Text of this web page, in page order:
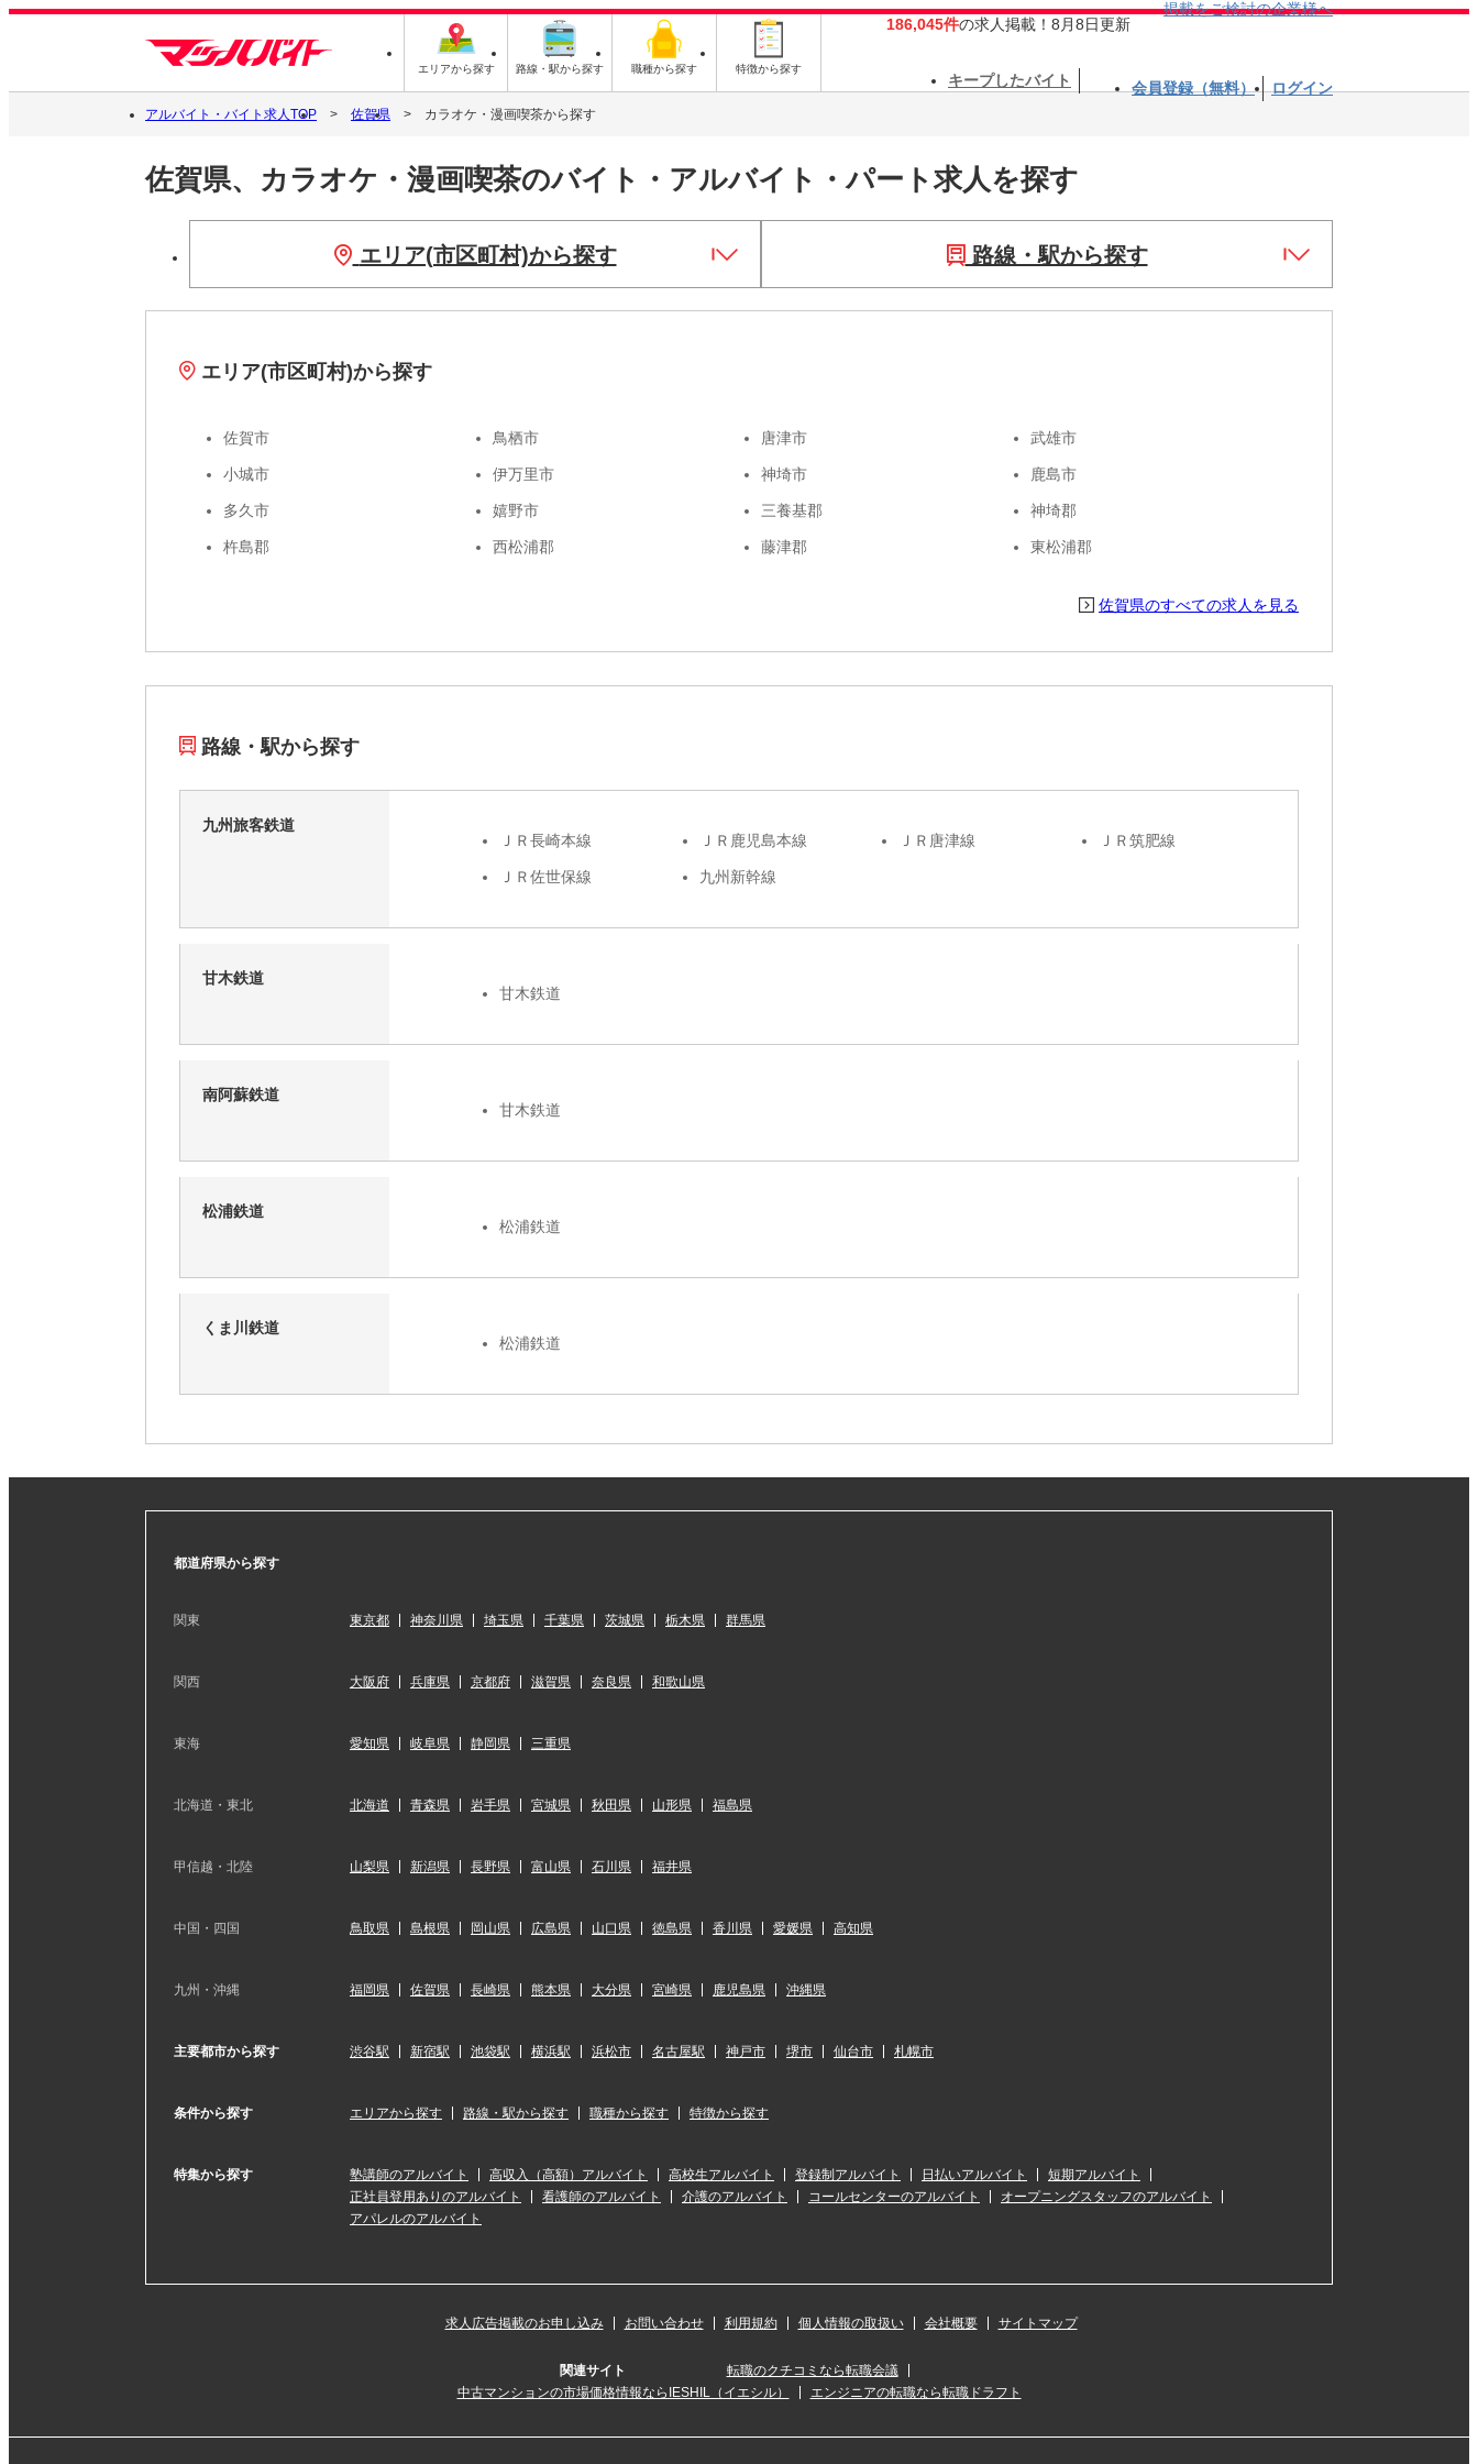
エリアから探す 路線・駅から探す 職種から探す 特徴から探す
186,045件の求人掲載！8月8日更新
掲載をご検討の企業様へ
キープしたバイト 会員登録（無料） ログイン
アルバイト・バイト求人TOP 佐賀県 カラオケ・漫画喫茶から探す
佐賀県、カラオケ・漫画喫茶のバイト・アルバイト・パート求人を探す
エリア(市区町村)から探す 路線・駅から探す
エリア(市区町村)から探す
佐賀市 鳥栖市 唐津市 武雄市
小城市 伊万里市 神埼市 鹿島市
多久市 嬉野市 三養基郡 神埼郡
杵島郡 西松浦郡 藤津郡 東松浦郡
佐賀県のすべての求人を見る
路線・駅から探す
九州旅客鉄道
ＪＲ長崎本線
ＪＲ鹿児島本線 ＪＲ唐津線 ＪＲ筑肥線
ＪＲ佐世保線 九州新幹線
甘木鉄道
甘木鉄道
南阿蘇鉄道
甘木鉄道
松浦鉄道
松浦鉄道
くま川鉄道
松浦鉄道
都道府県から探す
関東 東京都 神奈川県 埼玉県 千葉県 茨城県 栃木県 群馬県
関西 大阪府 兵庫県 京都府 滋賀県 奈良県 和歌山県
東海 愛知県 岐阜県 静岡県 三重県
北海道・東北 北海道 青森県 岩手県 宮城県 秋田県 山形県 福島県
甲信越・北陸 山梨県 新潟県 長野県 富山県 石川県 福井県
中国・四国 鳥取県 島根県 岡山県 広島県 山口県 徳島県 香川県 愛媛県 高知県
九州・沖縄 福岡県 佐賀県 長崎県 熊本県 大分県 宮崎県 鹿児島県 沖縄県
主要都市から探す 渋谷駅 新宿駅 池袋駅 横浜駅 浜松市 名古屋駅 神戸市 堺市 仙台市 札幌市
条件から探す エリアから探す 路線・駅から探す 職種から探す 特徴から探す
特集から探す 塾講師のアルバイト 高収入（高額）アルバイト 高校生アルバイト 登録制アルバイト 日払いアルバイト
短期アルバイト
正社員登用ありのアルバイト
看護師のアルバイト 介護のアルバイト コールセンターのアルバイト
オープニングスタッフのアルバイト
アパレルのアルバイト
求人広告掲載のお申し込み お問い合わせ 利用規約 個人情報の取扱い 会社概要 サイトマップ
関連サイト
転職のクチコミなら転職会議
中古マンションの市場価格情報ならIESHIL（イエシル）
エンジニアの転職なら転職ドラフト